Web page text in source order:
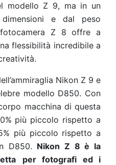
modello Z 9, ma in un
e dal peso
Z 8 offre a
flessibilità incredibile a
Nikon Z 9 e
modello D850. Con
macchina di questa
più piccolo rispetto a
più piccolo rispetto a
D850. Nikon Z 8 è la
per fotografi ed i